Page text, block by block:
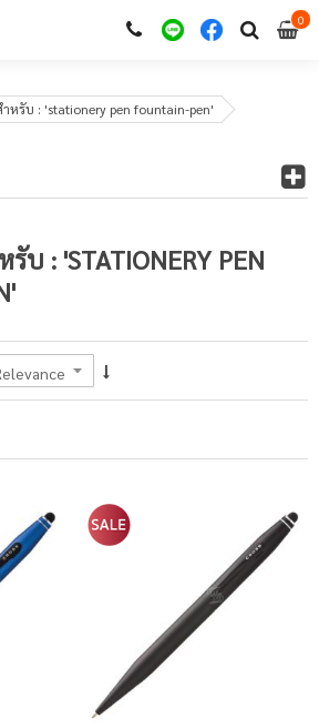
00
หรับ : 'stationery pen fountain-pen'
บ : 'STATIONERY PEN